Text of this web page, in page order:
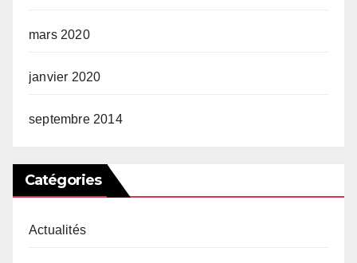
mars 2020
janvier 2020
septembre 2014
Catégories
Actualités